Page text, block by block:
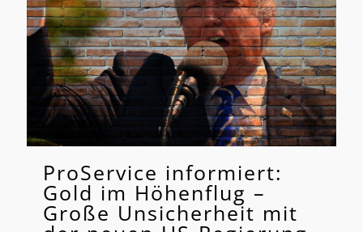
ProService informiert:
Gold im Höhenflug –
Große Unsicherheit mit